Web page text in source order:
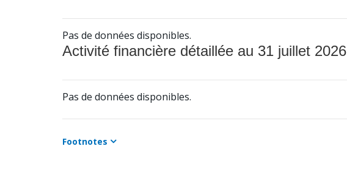
Pas de données disponibles.
Activité financière détaillée au 31 juillet 2026
Pas de données disponibles.
Footnotes